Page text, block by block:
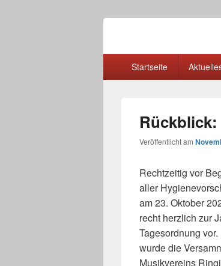
Startseite
Veröffentlicht am
Rechtzeitig vor
aller
am 23. Oktober
recht herzlich zur
Tagesordnung
wurde die
Musikvereins